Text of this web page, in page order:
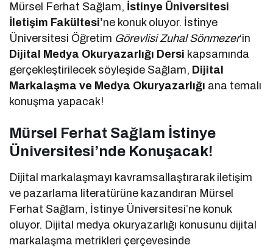
Mürsel Ferhat Sağlam, İstinye Üniversitesi
İletişim Fakültesi’ne konuk oluyor. İstinye
Üniversitesi Öğretim Görevlisi Zuhal Sönmezer‘in
Dijital Medya Okuryazarlığı Dersi kapsamında
gerçekleştirilecek söyleşide Sağlam, Dijital
Markalaşma ve Medya Okuryazarlığı ana temalı
konuşma yapacak!
Mürsel Ferhat Sağlam İstinye
Üniversitesi’nde Konuşacak!
Dijital markalaşmayı kavramsallaştırarak iletişim
ve pazarlama literatürüne kazandıran Mürsel
Ferhat Sağlam, İstinye Üniversitesi’ne konuk
oluyor. Dijital medya okuryazarlığı konusunu dijital
markalaşma metrikleri çerçevesinde